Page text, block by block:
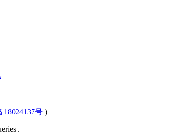
18024137号 )
.